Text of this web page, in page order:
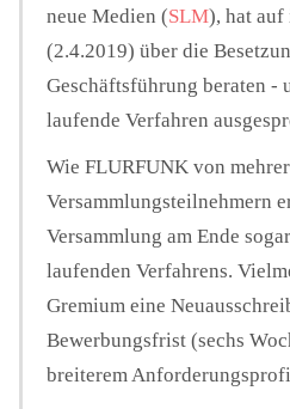
neue Medien (SLM), hat auf
(2.4.2019) über die
Geschäftsführung beraten -
laufende Verfahren
Wie FLURFUNK von
Versammlungsteilnehmern
Versammlung am Ende
laufenden Verfahrens.
Gremium eine
Bewerbungsfrist (sechs
breiterem